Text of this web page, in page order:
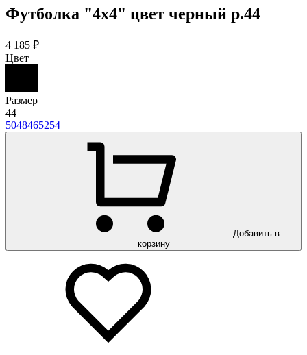
Футболка "4х4" цвет черный р.44
4 185 ₽
Цвет
Размер
44
5048465254
Добавить в
корзину